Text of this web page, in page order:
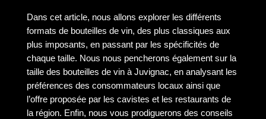
Dans cet article, nous allons explorer les différents
formats de bouteilles de vin, des plus classiques aux
plus imposants, en passant par les spécificités de
chaque taille. Nous nous pencherons également sur la
taille des bouteilles de vin à Juvignac, en analysant les
préférences des consommateurs locaux ainsi que
l’offre proposée par les cavistes et les restaurants de
la région. Enfin, nous vous prodiguerons des conseils